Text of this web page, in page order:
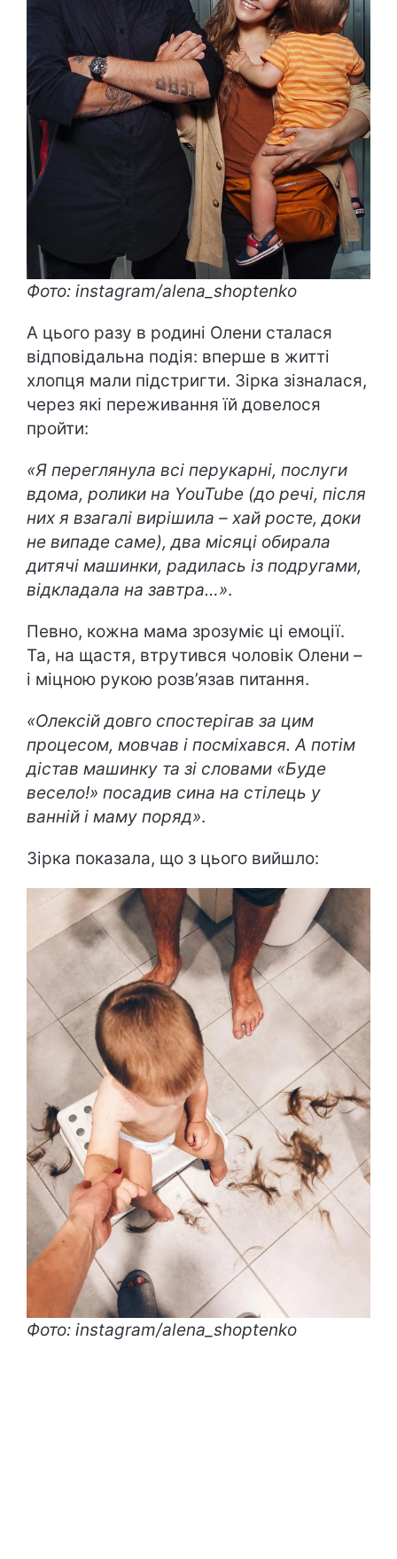
Фото: instagram/alena_shoptenko
А цього разу в родині Олени сталася
відповідальна подія: вперше в житті
хлопця мали підстригти. Зірка зізналася,
через які переживання їй довелося
пройти:
«Я переглянула всі перукарні, послуги
вдома, ролики на YouTube (до речі, після
них я взагалі вирішила – хай росте, доки
не випаде саме), два місяці обирала
дитячі машинки, радилась із подругами,
відкладала на завтра…».
Певно, кожна мама зрозуміє ці емоції.
Та, на щастя, втрутився чоловік Олени –
і міцною рукою розв’язав питання.
«Олексій довго спостерігав за цим
процесом, мовчав і посміхався. А потім
дістав машинку та зі словами «Буде
весело!» посадив сина на стілець у
ванній і маму поряд».
Зірка показала, що з цього вийшло:
Фото: instagram/alena_shoptenko